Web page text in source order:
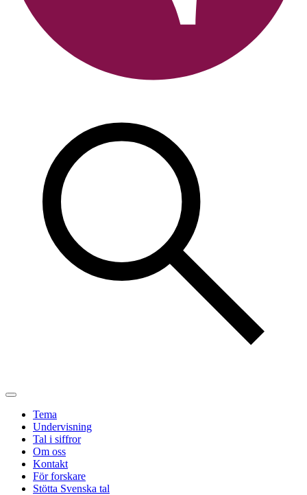
Tema
Undervisning
Tal i siffror
Om oss
Kontakt
För forskare
Stötta Svenska tal